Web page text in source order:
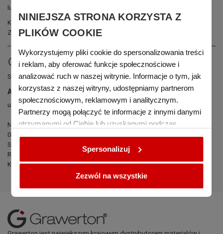
lub zwrócimy wpłaconą należność.
Każdy zakupione u nas urządzenie posiada gwarancję producenta.
Zapewniamy równieżserwis gwarancyjny
copyright
Sklep prowadzony jest przez:
Argo S.A.
ul. Krynicka 1, 80-393 Gdańsk, Polska
NIP: 584-102-89-91, Regon: 190928358, Krajowy Rejestr Sądowy nr:
0000121651
Sąd Rejonowy w Gdańsku, VII Wydział Gospodarczy Krajowego
Rejestru Sądowego
Kapitał zakładowy w wysokości 1100000 zł opłacony w całości
NINIEJSZA STRONA KORZYSTA Z
PLIKÓW COOKIE
Wykorzystujemy pliki cookie do spersonalizowania treści
i reklam, aby oferować funkcje społecznościowe i
analizować ruch w naszej witrynie. Informacje o tym, jak
korzystasz z naszej witryny, udostępniamy partnerom
społecznościowym, reklamowym i analitycznym.
Partnerzy mogą połączyć te informacje z innymi danymi
otrzymanymi od Ciebie lub uzyskanymi podczas
korzystania z ich usług.
Spersonalizuj
Zezwól na wszystkie